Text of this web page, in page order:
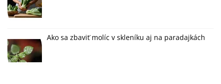
Ako sa zbaviť molíc v skleníku aj na paradajkách